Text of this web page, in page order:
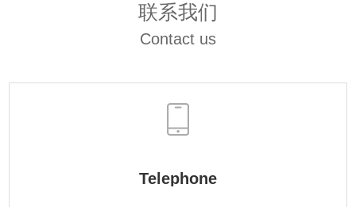
联系我们
Contact us
Telephone